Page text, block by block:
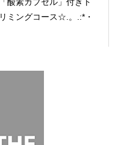
リミングコース☆.。.:*・